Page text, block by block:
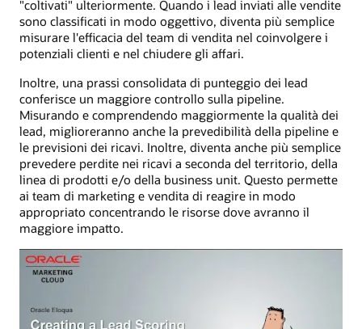
"coltivati" ulteriormente. Quando i lead inviati alle vendite
sono classificati in modo oggettivo, diventa più semplice
misurare l'efficacia del team di vendita nel coinvolgere i
potenziali clienti e nel chiudere gli affari.
Inoltre, una prassi consolidata di punteggio dei lead
conferisce un maggiore controllo sulla pipeline.
Misurando e comprendendo maggiormente la qualità dei
lead, miglioreranno anche la prevedibilità della pipeline e
le previsioni dei ricavi. Inoltre, diventa anche più semplice
prevedere perdite nei ricavi a seconda del territorio, della
linea di prodotti e/o della business unit. Questo permette
ai team di marketing e vendita di reagire in modo
appropriato concentrando le risorse dove avranno il
maggiore impatto.